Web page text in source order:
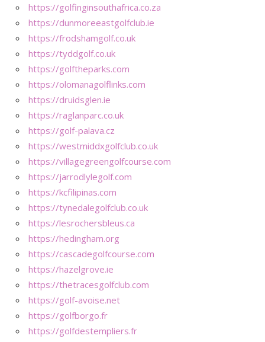
https://golfinginsouthafrica.co.za
https://dunmoreeastgolfclub.ie
https://frodshamgolf.co.uk
https://tyddgolf.co.uk
https://golftheparks.com
https://olomanagolflinks.com
https://druidsglen.ie
https://raglanparc.co.uk
https://golf-palava.cz
https://westmiddxgolfclub.co.uk
https://villagegreengolfcourse.com
https://jarrodlylegolf.com
https://kcfilipinas.com
https://tynedalegolfclub.co.uk
https://lesrochersbleus.ca
https://hedingham.org
https://cascadegolfcourse.com
https://hazelgrove.ie
https://thetracesgolfclub.com
https://golf-avoise.net
https://golfborgo.fr
https://golfdestempliers.fr